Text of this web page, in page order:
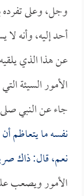
وجل، وعلى تفرده
أحد إليه، وأنه
عن هذا الذي
الأمور السيئة
جاء عن النبي
نفسه ما يتعاظم
نعم، قال: ذاك
الأمور ويصعب